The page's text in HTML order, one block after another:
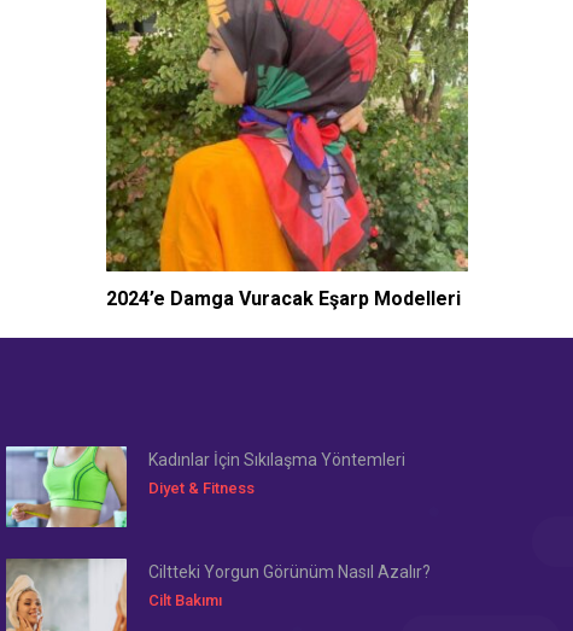
2024’e Damga Vuracak Eşarp Modelleri
Kadınlar İçin Sıkılaşma Yöntemleri
Diyet & Fitness
Ciltteki Yorgun Görünüm Nasıl Azalır?
Cilt Bakımı